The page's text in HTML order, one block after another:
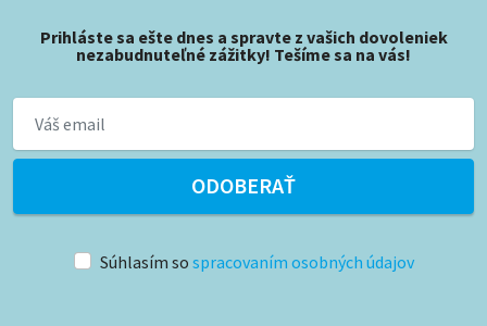
Prihláste sa ešte dnes a spravte z vašich dovoleniek
nezabudnuteľné zážitky! Tešíme sa na vás!
ODOBERAŤ
Súhlasím so spracovaním osobných údajov